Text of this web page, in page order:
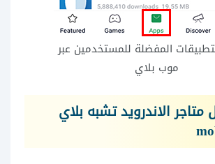
المفضلة للمستخدمين عبر
موب بلاي
الاندرويد تشبه بلاي